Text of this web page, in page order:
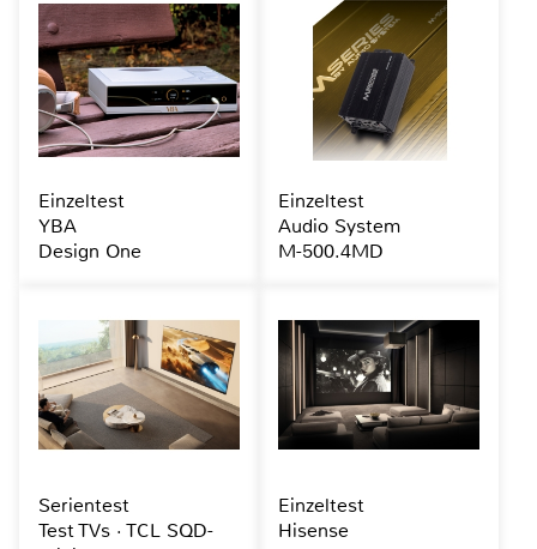
Einzeltest
YBA
Design One
Einzeltest
Audio System
M-500.4MD
Serientest
Test TVs · TCL SQD-
Einzeltest
Hisense